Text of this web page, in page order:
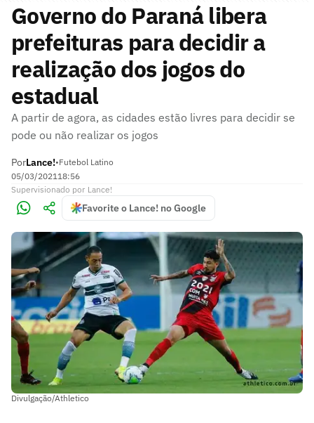
Governo do Paraná libera
prefeituras para decidir a
realização dos jogos do
estadual
A partir de agora, as cidades estão livres para decidir se
pode ou não realizar os jogos
PorLance!•Futebol Latino
05/03/202118:56
Supervisionado por Lance!
Favorite o Lance! no Google
Divulgação/Athletico